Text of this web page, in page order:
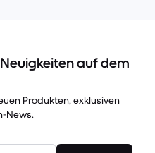
auf dem
Produkten, exklusiven
News.